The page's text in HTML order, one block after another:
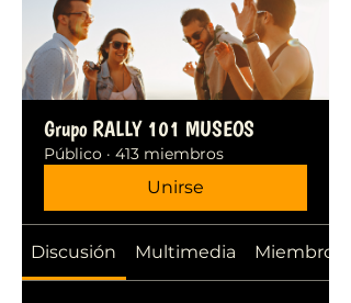
Grupo RALLY 101 MUSEOS
Público · 413 miembros
Unirse
Discusión Multimedia Miembros